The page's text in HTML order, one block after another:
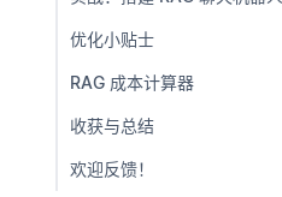
优化小贴士
RAG 成本计算器
收获与总结
欢迎反馈！